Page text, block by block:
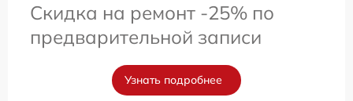
Скидка на ремонт -25% по
предварительной записи
Узнать подробнее